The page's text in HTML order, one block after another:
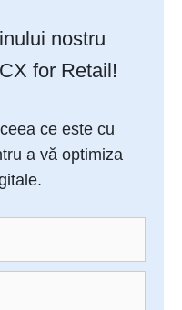
nostru
for Retail!
ce este cu
a vă optimiza